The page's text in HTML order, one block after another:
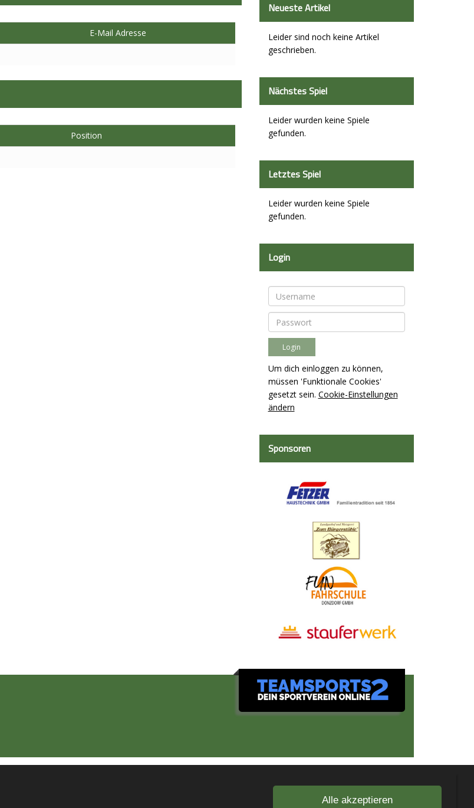
E-Mail Adresse
Position
Neueste Artikel
Leider sind noch keine Artikel
geschrieben.
Nächstes Spiel
Leider wurden keine Spiele
gefunden.
Letztes Spiel
Leider wurden keine Spiele
gefunden.
Login
Um dich einloggen zu können,
müssen 'Funktionale Cookies'
gesetzt sein. Cookie-Einstellungen
ändern
Sponsoren